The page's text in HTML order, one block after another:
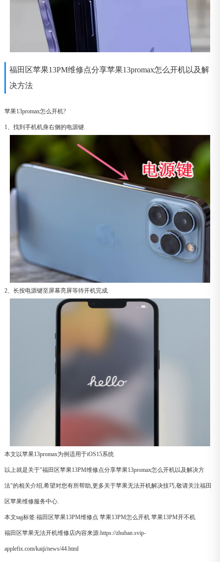
福田区苹果13PM维修点分享苹果13promax怎么开机以及解
决方法
苹果13promax怎么开机?
1、找到手机机身右侧的电源键.
2、长按电源键至屏幕亮屏等待开机完成.
本文以苹果13promax为例适用于iOS15系统
以上就是关于"福田区苹果13PM维修点分享苹果13promax怎么开机以及解决方
法"的相关介绍,希望对您有所帮助,更多关于苹果无法开机解决技巧,敬请关注福田
区苹果维修服务中心.
本文tag标签:福田区苹果13PM维修点 苹果13PM怎么开机 苹果13PM开不机
福田区苹果无法开机维修店内容来源:https://zhuban.svip-
applefix.com/kaiji/news/44.html